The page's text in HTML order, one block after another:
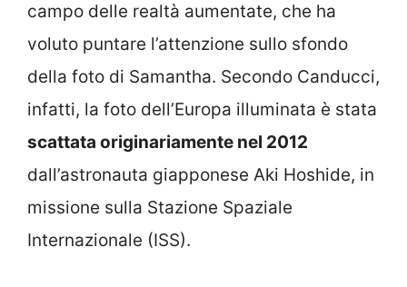
campo delle realtà aumentate, che ha
voluto puntare l’attenzione sullo sfondo
della foto di Samantha. Secondo Canducci,
infatti, la foto dell’Europa illuminata è stata
scattata originariamente nel 2012
dall’astronauta giapponese Aki Hoshide, in
missione sulla Stazione Spaziale
Internazionale (ISS).